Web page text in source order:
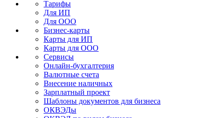
Тарифы
Для ИП
Для ООО
Бизнес-карты
Карты для ИП
Карты для ООО
Сервисы
Онлайн-бухгалтерия
Валютные счета
Внесение наличных
Зарплатный проект
Шаблоны документов для бизнеса
ОКВЭДы